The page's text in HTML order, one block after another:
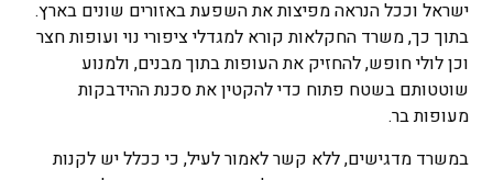
ישראל וככל הנראה מפיצות את השפעת באזורים שונים בארץ.
בתוך כך, משרד החקלאות קורא למגדלי ציפורי נוי ועופות חצר
וכן לולי חופש, להחזיק את העופות בתוך מבנים, ולמנוע
שוטטותם בשטח פתוח כדי להקטין את סכנת ההידבקות
מעופות בר.
במשרד מדגישים, ללא קשר לאמור לעיל, כי ככלל יש לקנות